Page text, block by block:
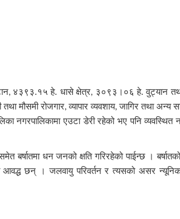
, ४३९३.१५ हे. धासे क्षेत्र, ३०९३।०६ हे. वुट्यान
मौसमी रोजगार,व्यापार व्यवशाय,जागिर तथा अन्य
नगरपालिकामा एउटा डेरी रहेको भए पनि व्यवस्थित
बर्षातमा धन जनको क्षति गरिरहेको पाईन्छ ।
आवद्ध छन् । जलवायु परिवर्तन र त्यसको असर